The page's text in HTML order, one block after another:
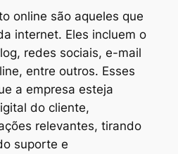
online são aqueles que
internet. Eles incluem o
redes sociais, e-mail
entre outros. Esses
a empresa esteja
do cliente,
relevantes, tirando
suporte e